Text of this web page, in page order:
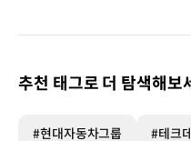
추천 태그로 더 탐색해보
#현대자동차그룹 #테크